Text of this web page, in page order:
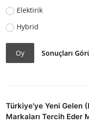
Elektirik
Hybrid
Oy Sonuçları
Türkiye'ye Yeni Gelen
Markaları Tercih Eder